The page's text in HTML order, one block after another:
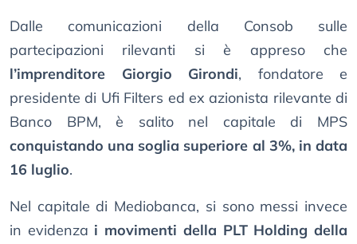
Dalle comunicazioni della Consob sulle
partecipazioni rilevanti si è appreso che
l’imprenditore Giorgio Girondi, fondatore e
presidente di Ufi Filters ed ex azionista rilevante di
Banco BPM, è salito nel capitale di MPS
conquistando una soglia superiore al 3%, in data
16 luglio.
Nel capitale di Mediobanca, si sono messi invece
in evidenza i movimenti della PLT Holding della